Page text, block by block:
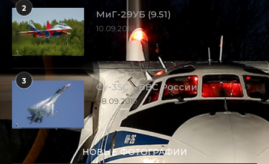
2
МиГ-29УБ (9.51)
10.09.2018
3
Су-35С – ВВС России
08.09.2019
НОВЫЕ ФОТОГРАФИИ